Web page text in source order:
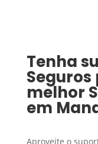
Tenha
melhor
em
Aproveite o